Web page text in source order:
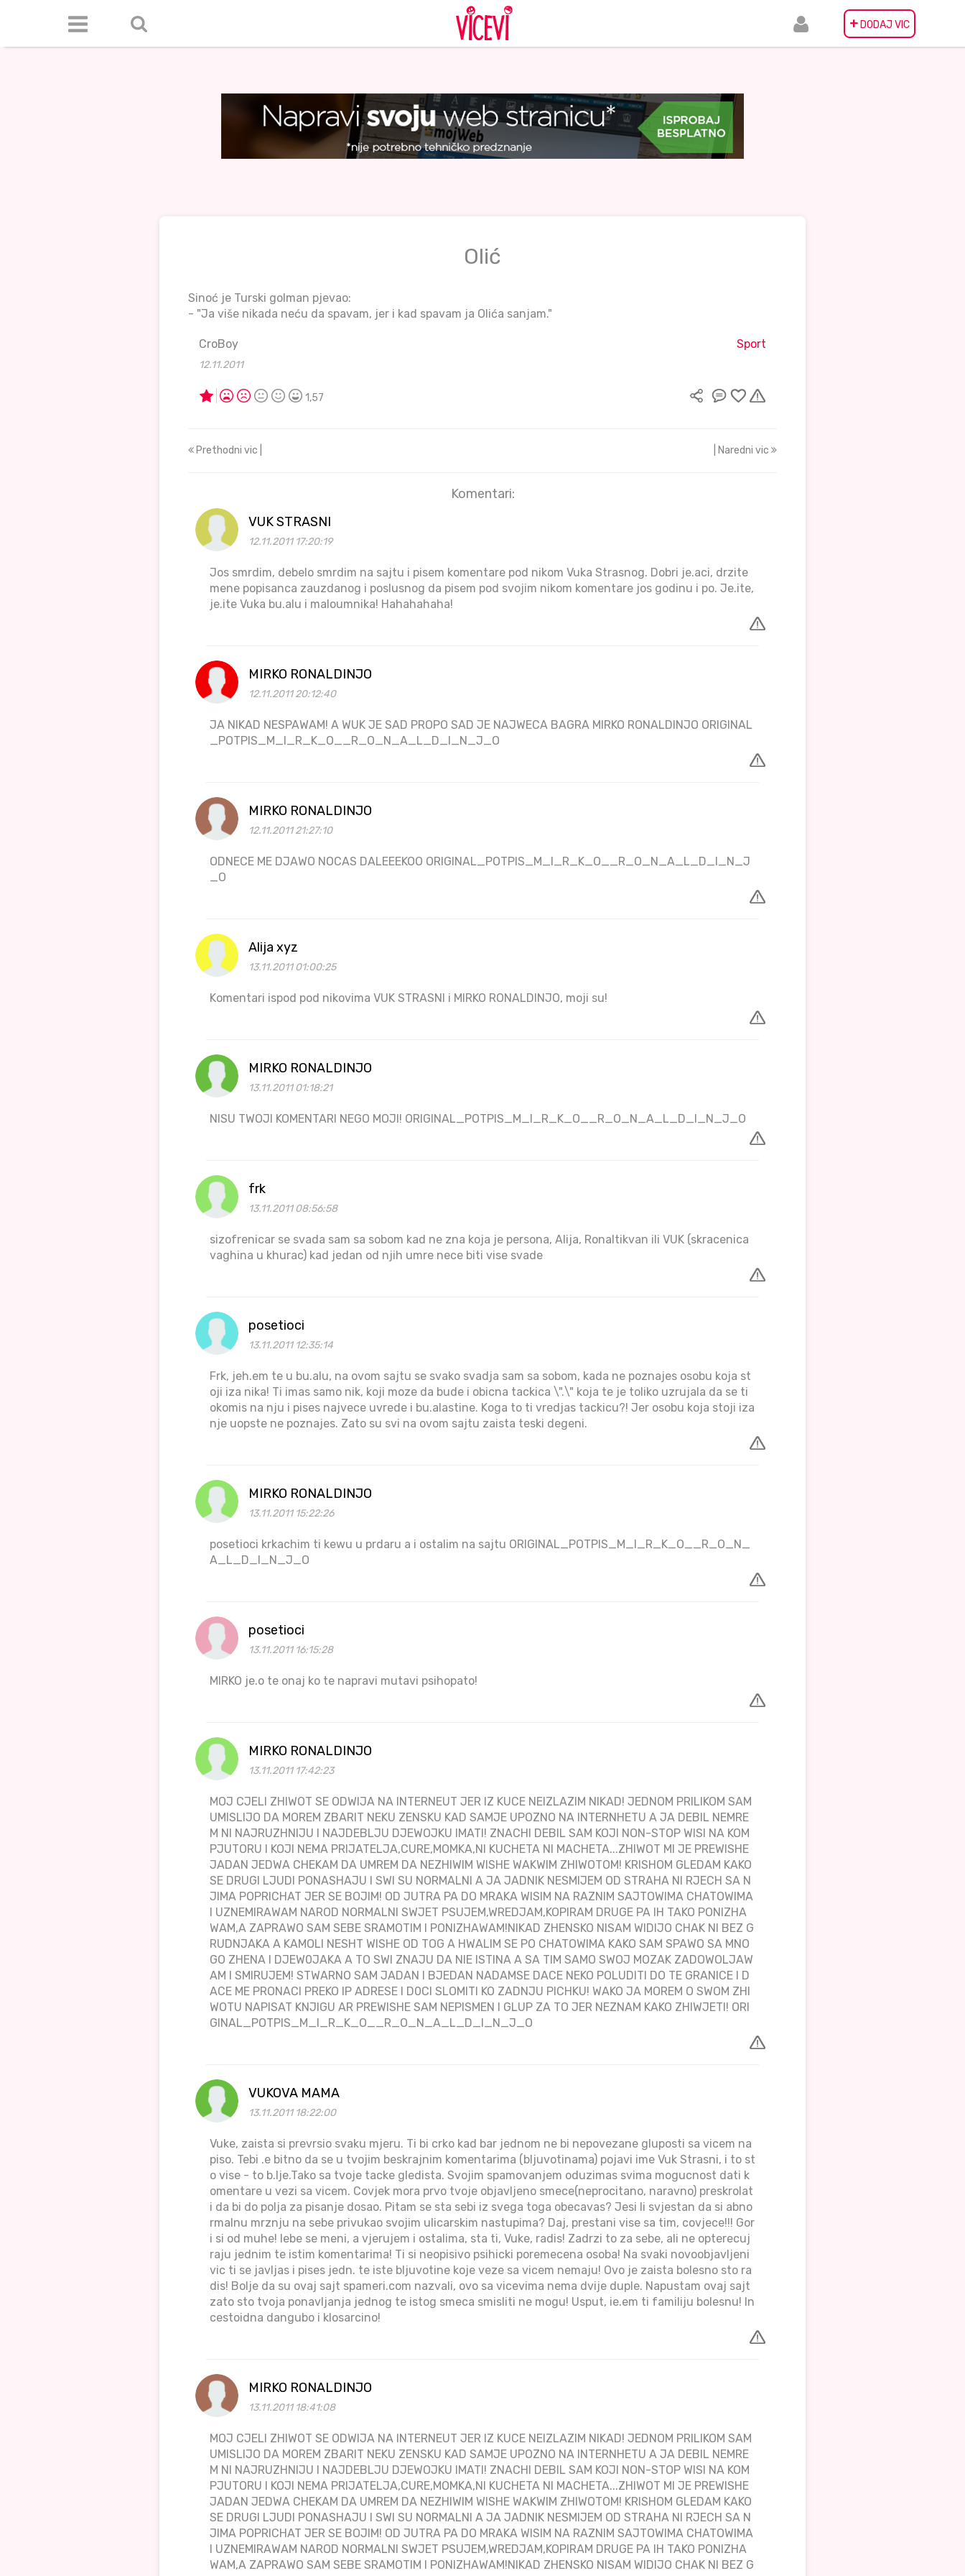
+ DODAJ VIC
Olić
Sinoć je Turski golman pjevao:
- "Ja više nikada neću da spavam, jer i kad spavam ja Olića sanjam."
CroBoy
12.11.2011
Sport
1,57
Prethodni vic | | Naredni vic
Komentari:
VUK STRASNI
12.11.2011 17:20:19
Jos smrdim, debelo smrdim na sajtu i pisem komentare pod nikom Vuka Strasnog. Dobri je.aci, drzite
mene popisanca zauzdanog i poslusnog da pisem pod svojim nikom komentare jos godinu i po. Je.ite,
je.ite Vuka bu.alu i maloumnika! Hahahahaha!
MIRKO RONALDINJO
12.11.2011 20:12:40
JA NIKAD NESPAWAM! A WUK JE SAD PROPO SAD JE NAJWECA BAGRA MIRKO RONALDINJO ORIGINAL
_POTPIS_M_I_R_K_O__R_O_N_A_L_D_I_N_J_O
MIRKO RONALDINJO
12.11.2011 21:27:10
ODNECE ME DJAWO NOCAS DALEEEKOO ORIGINAL_POTPIS_M_I_R_K_O__R_O_N_A_L_D_I_N_J
_O
Alija xyz
13.11.2011 01:00:25
Komentari ispod pod nikovima VUK STRASNI i MIRKO RONALDINJO, moji su!
MIRKO RONALDINJO
13.11.2011 01:18:21
NISU TWOJI KOMENTARI NEGO MOJI! ORIGINAL_POTPIS_M_I_R_K_O__R_O_N_A_L_D_I_N_J_O
frk
13.11.2011 08:56:58
sizofrenicar se svada sam sa sobom kad ne zna koja je persona, Alija, Ronaltikvan ili VUK (skracenica
vaghina u khurac) kad jedan od njih umre nece biti vise svade
posetioci
13.11.2011 12:35:14
Frk, jeh.em te u bu.alu, na ovom sajtu se svako svadja sam sa sobom, kada ne poznajes osobu koja st
oji iza nika! Ti imas samo nik, koji moze da bude i obicna tackica \".\" koja te je toliko uzrujala da se ti
okomis na nju i pises najvece uvrede i bu.alastine. Koga to ti vredjas tackicu?! Jer osobu koja stoji iza
nje uopste ne poznajes. Zato su svi na ovom sajtu zaista teski degeni.
MIRKO RONALDINJO
13.11.2011 15:22:26
posetioci krkachim ti kewu u prdaru a i ostalim na sajtu ORIGINAL_POTPIS_M_I_R_K_O__R_O_N_
A_L_D_I_N_J_O
posetioci
13.11.2011 16:15:28
MIRKO je.o te onaj ko te napravi mutavi psihopato!
MIRKO RONALDINJO
13.11.2011 17:42:23
MOJ CJELI ZHIWOT SE ODWIJA NA INTERNEUT JER IZ KUCE NEIZLAZIM NIKAD! JEDNOM PRILIKOM SAM
UMISLIJO DA MOREM ZBARIT NEKU ZENSKU KAD SAMJE UPOZNO NA INTERNHETU A JA DEBIL NEMRE
M NI NAJRUZHNIJU I NAJDEBLJU DJEWOJKU IMATI! ZNACHI DEBIL SAM KOJI NON-STOP WISI NA KOM
PJUTORU I KOJI NEMA PRIJATELJA,CURE,MOMKA,NI KUCHETA NI MACHETA...ZHIWOT MI JE PREWISHE
JADAN JEDWA CHEKAM DA UMREM DA NEZHIWIM WISHE WAKWIM ZHIWOTOM! KRISHOM GLEDAM KAKO
SE DRUGI LJUDI PONASHAJU I SWI SU NORMALNI A JA JADNIK NESMIJEM OD STRAHA NI RJECH SA N
JIMA POPRICHAT JER SE BOJIM! OD JUTRA PA DO MRAKA WISIM NA RAZNIM SAJTOWIMA CHATOWIMA
I UZNEMIRAWAM NAROD NORMALNI SWJET PSUJEM,WREDJAM,KOPIRAM DRUGE PA IH TAKO PONIZHA
WAM,A ZAPRAWO SAM SEBE SRAMOTIM I PONIZHAWAM!NIKAD ZHENSKO NISAM WIDIJO CHAK NI BEZ G
RUDNJAKA A KAMOLI NESHT WISHE OD TOG A HWALIM SE PO CHATOWIMA KAKO SAM SPAWO SA MNO
GO ZHENA I DJEW0JAKA A TO SWI ZNAJU DA NIE ISTINA A SA TIM SAMO SWOJ MOZAK ZADOWOLJAW
AM I SMIRUJEM! STWARNO SAM JADAN I BJEDAN NADAMSE DACE NEKO POLUDITI DO TE GRANICE I D
ACE ME PRONACI PREKO IP ADRESE I D0CI SLOMITI KO ZADNJU PICHKU! WAKO JA MOREM O SWOM ZHI
WOTU NAPISAT KNJIGU AR PREWISHE SAM NEPISMEN I GLUP ZA TO JER NEZNAM KAKO ZHIWJETI! ORI
GINAL_POTPIS_M_I_R_K_O__R_O_N_A_L_D_I_N_J_O
VUKOVA MAMA
13.11.2011 18:22:00
Vuke, zaista si prevrsio svaku mjeru. Ti bi crko kad bar jednom ne bi nepovezane gluposti sa vicem na
piso. Tebi .e bitno da se u tvojim beskrajnim komentarima (bljuvotinama) pojavi ime Vuk Strasni, i to st
o vise - to b.lje.Tako sa tvoje tacke gledista. Svojim spamovanjem oduzimas svima mogucnost dati k
omentare u vezi sa vicem. Covjek mora prvo tvoje objavljeno smece(neprocitano, naravno) preskrolat
i da bi do polja za pisanje dosao. Pitam se sta sebi iz svega toga obecavas? Jesi li svjestan da si abno
rmalnu mrznju na sebe privukao svojim ulicarskim nastupima? Daj, prestani vise sa tim, covjece!!! Gor
i si od muhe! Iebe se meni, a vjerujem i ostalima, sta ti, Vuke, radis! Zadrzi to za sebe, ali ne opterecuj
raju jednim te istim komentarima! Ti si neopisivo psihicki poremecena osoba! Na svaki novoobjavljeni
vic ti se javljas i pises jedn. te iste bljuvotine koje veze sa vicem nemaju! Ovo je zaista bolesno sto ra
dis! Bolje da su ovaj sajt spameri.com nazvali, ovo sa vicevima nema dvije duple. Napustam ovaj sajt
zato sto tvoja ponavljanja jednog te istog smeca smisliti ne mogu! Usput, ie.em ti familiju bolesnu! In
cestoidna dangubo i klosarcino!
MIRKO RONALDINJO
13.11.2011 18:41:08
MOJ CJELI ZHIWOT SE ODWIJA NA INTERNEUT JER IZ KUCE NEIZLAZIM NIKAD! JEDNOM PRILIKOM SAM
UMISLIJO DA MOREM ZBARIT NEKU ZENSKU KAD SAMJE UPOZNO NA INTERNHETU A JA DEBIL NEMRE
M NI NAJRUZHNIJU I NAJDEBLJU DJEWOJKU IMATI! ZNACHI DEBIL SAM KOJI NON-STOP WISI NA KOM
PJUTORU I KOJI NEMA PRIJATELJA,CURE,MOMKA,NI KUCHETA NI MACHETA...ZHIWOT MI JE PREWISHE
JADAN JEDWA CHEKAM DA UMREM DA NEZHIWIM WISHE WAKWIM ZHIWOTOM! KRISHOM GLEDAM KAKO
SE DRUGI LJUDI PONASHAJU I SWI SU NORMALNI A JA JADNIK NESMIJEM OD STRAHA NI RJECH SA N
JIMA POPRICHAT JER SE BOJIM! OD JUTRA PA DO MRAKA WISIM NA RAZNIM SAJTOWIMA CHATOWIMA
I UZNEMIRAWAM NAROD NORMALNI SWJET PSUJEM,WREDJAM,KOPIRAM DRUGE PA IH TAKO PONIZHA
WAM,A ZAPRAWO SAM SEBE SRAMOTIM I PONIZHAWAM!NIKAD ZHENSKO NISAM WIDIJO CHAK NI BEZ G